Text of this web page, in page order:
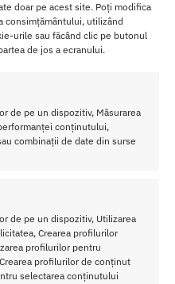
doar pe acest site. Poți modifica
consimțământului, utilizând
urile sau făcând clic pe butonul
de jos a ecranului.
de pe un dispozitiv, Măsurarea
conținutului,
combinații de date din surse
de pe un dispozitiv, Utilizarea
Crearea profilurilor
profilurilor pentru
profilurilor de conținut
selectarea conținutului
frivole din satin.